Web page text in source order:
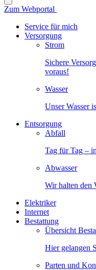
Zum Webportal
Service für mich
Versorgung
Strom
Sichere
voraus!
Wasser
Unser Wasser
Entsorgung
Abfall
Tag für Tag –
Abwasser
Wir halten den
Elektriker
Internet
Bestattung
Übersicht
Hier gelangen
Parten und